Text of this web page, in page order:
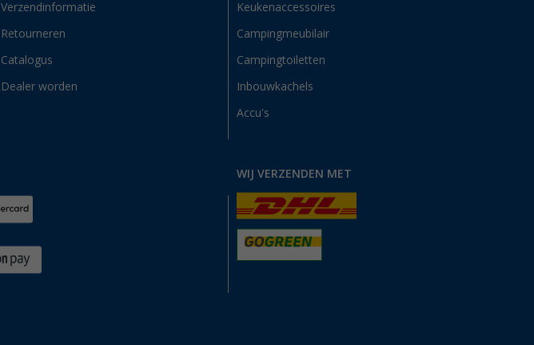
Verzendinformatie
Retourneren
Catalogus
Dealer worden
Keukenaccessoires
Campingmeubilair
Campingtoiletten
Inbouwkachels
Accu's
WIJ VERZENDEN MET